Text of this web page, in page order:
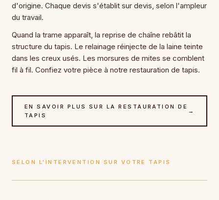
d'origine. Chaque devis s'établit sur devis, selon l'ampleur
du travail.
Quand la trame apparaît, la reprise de chaîne rebâtit la
structure du tapis. Le relainage réinjecte de la laine teinte
dans les creux usés. Les morsures de mites se comblent
fil à fil. Confiez votre pièce à notre restauration de tapis.
EN SAVOIR PLUS SUR LA RESTAURATION DE
TAPIS
→
SELON L'INTERVENTION SUR VOTRE TAPIS